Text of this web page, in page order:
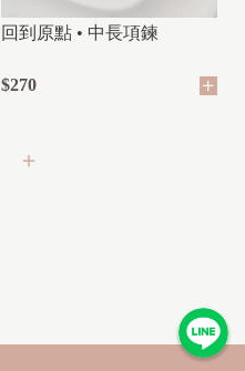
回到原點 • 中長項鍊
$270